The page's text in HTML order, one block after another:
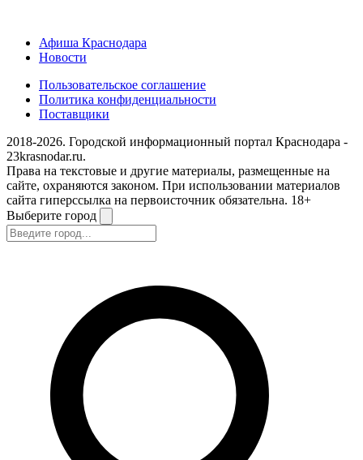
Афиша Краснодара
Новости
Пользовательское соглашение
Политика конфиденциальности
Поставщики
2018-2026. Городской информационный портал Краснодара -
23krasnodar.ru.
Права на текстовые и другие материалы, размещенные на
сайте, охраняются законом. При использовании материалов
сайта гиперссылка на первоисточник обязательна. 18+
Выберите город